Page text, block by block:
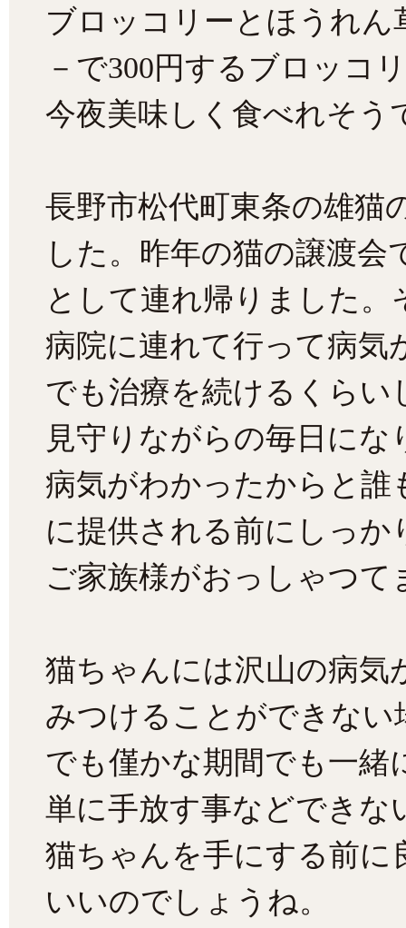
ブロッコリーとほうれ
－で300円するブロッコ
今夜美味しく食べれそう
長野市松代町東条の雄猫
した。昨年の猫の譲渡会
として連れ帰りました
病院に連れて行って病気
でも治療を続けるくらい
見守りながらの毎日にな
病気がわかったからと誰
に提供される前にしっ
ご家族様がおっしゃつて
猫ちゃんには沢山の病気
みつけることができな
でも僅かな期間でも一緒
単に手放す事などできな
猫ちゃんを手にする前に
いいのでしょうね。